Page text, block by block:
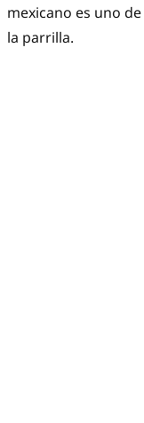
mexicano es uno
la parrilla.